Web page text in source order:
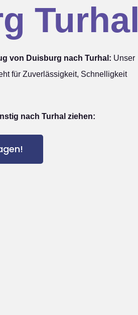
Turhal
von Duisburg nach Turhal: Unser
für Zuverlässigkeit, Schnelligkeit
nach Turhal ziehen: